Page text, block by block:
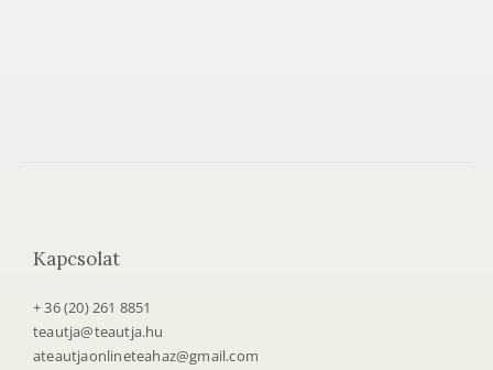
Kapcsolat
+ 36 (20) 261 8851
teautja@teautja.hu
ateautjaonlineteahaz@gmail.com